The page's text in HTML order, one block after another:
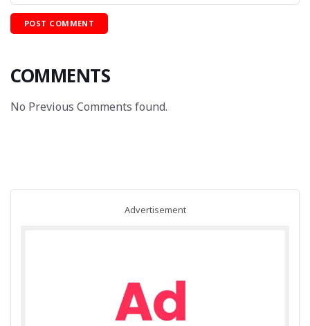
COMMENTS
No Previous Comments found.
Advertisement